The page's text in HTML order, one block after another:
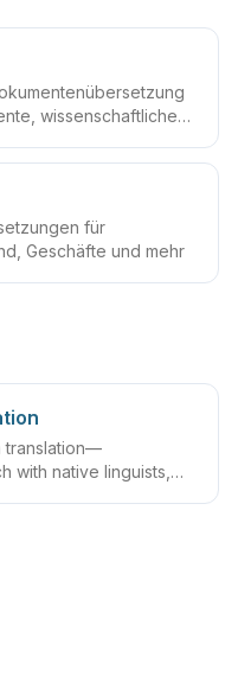
wissenschaftliche
für
Geschäfte und mehr
translation—
with native linguists,